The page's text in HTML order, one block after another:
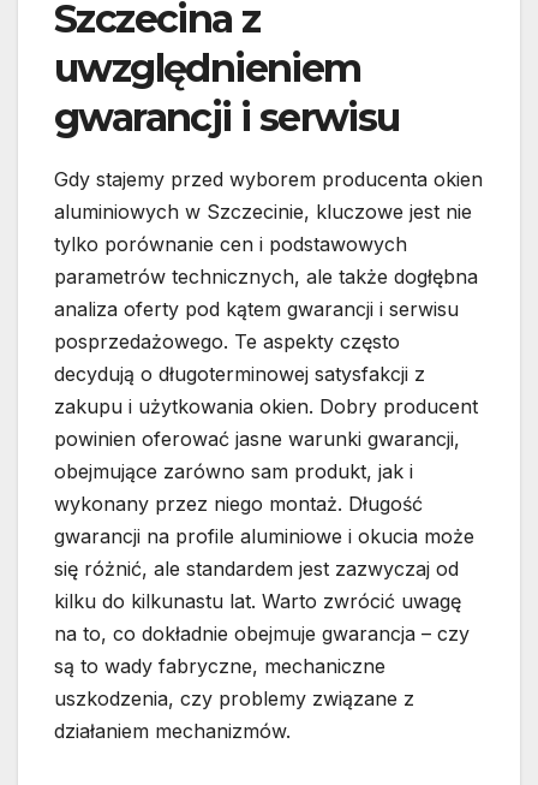
Szczecina z
uwzględnieniem
gwarancji i serwisu
Gdy stajemy przed wyborem producenta okien
aluminiowych w Szczecinie, kluczowe jest nie
tylko porównanie cen i podstawowych
parametrów technicznych, ale także dogłębna
analiza oferty pod kątem gwarancji i serwisu
posprzedażowego. Te aspekty często
decydują o długoterminowej satysfakcji z
zakupu i użytkowania okien. Dobry producent
powinien oferować jasne warunki gwarancji,
obejmujące zarówno sam produkt, jak i
wykonany przez niego montaż. Długość
gwarancji na profile aluminiowe i okucia może
się różnić, ale standardem jest zazwyczaj od
kilku do kilkunastu lat. Warto zwrócić uwagę
na to, co dokładnie obejmuje gwarancja – czy
są to wady fabryczne, mechaniczne
uszkodzenia, czy problemy związane z
działaniem mechanizmów.